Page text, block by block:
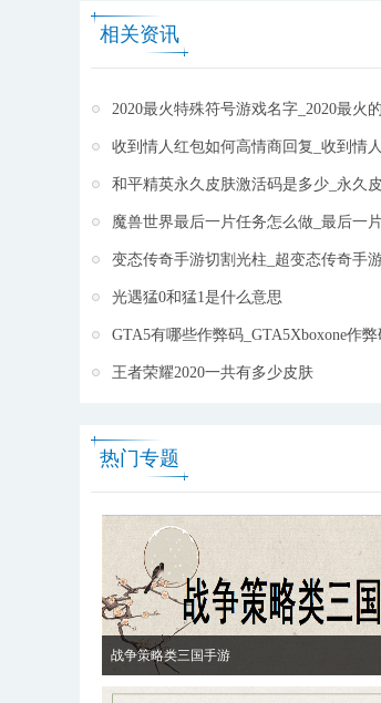
一样的冒险。
相关资讯
2020最火特殊符号游戏名字_2020最火
收到情人红包如何高情商回复_收到情
和平精英永久皮肤激活码是多少_永久
魔兽世界最后一片任务怎么做_最后一
变态传奇手游切割光柱_超变态传奇手
光遇猛0和猛1是什么意思
GTA5有哪些作弊码_GTA5Xboxone作
王者荣耀2020一共有多少皮肤
热门专题
战争策略类三国手游